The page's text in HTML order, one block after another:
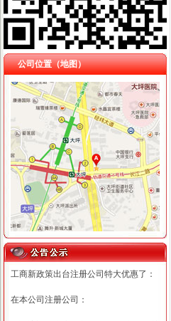
公司位置（地图）
工商新政策出台注册公司特大优惠了：
在本公司注册公司：